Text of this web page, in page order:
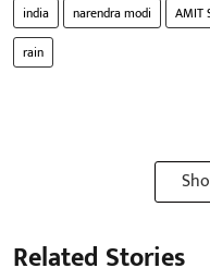
india narendra modi AMIT
rain
Related Stories